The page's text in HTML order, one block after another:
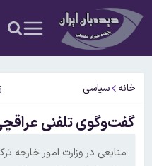
خانه سیاسی
گفت‌وگوی تلفنی
منابعی در وزارت امور خارجه